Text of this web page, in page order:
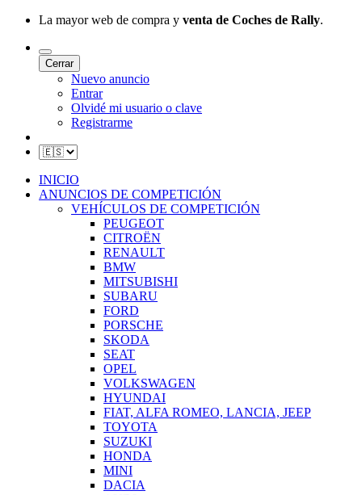
La mayor web de compra y venta de Coches de Rally.
Cerrar
Nuevo anuncio
Entrar
Olvidé mi usuario o clave
Registrarme
INICIO
ANUNCIOS DE COMPETICIÓN
VEHÍCULOS DE COMPETICIÓN
PEUGEOT
CITROËN
RENAULT
BMW
MITSUBISHI
SUBARU
FORD
PORSCHE
SKODA
SEAT
OPEL
VOLKSWAGEN
HYUNDAI
FIAT, ALFA ROMEO, LANCIA, JEEP
TOYOTA
SUZUKI
HONDA
MINI
DACIA